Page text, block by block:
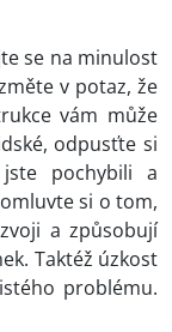
se na minulost
v potaz, že
vám může
odpusťte si
pochybili a
si o tom,
a způsobují
Taktéž úzkost
problému.